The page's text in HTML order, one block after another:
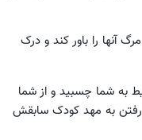
آنها را باور کند و درک
به شما چسبید و از شما
به مهد کودک سابقش